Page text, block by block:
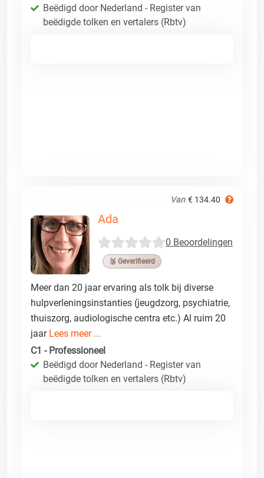
Beëdigd door Nederland - Register van
beëdigde tolken en vertalers (Rbtv)
Van € 134.40
Ada
0 Beoordelingen
🥉 Geverifieerd
Meer dan 20 jaar ervaring als tolk bij diverse
hulpverleningsinstanties (jeugdzorg, psychiatrie,
thuiszorg, audiologische centra etc.) Al ruim 20
jaar Lees meer ...
C1 - Professioneel
Beëdigd door Nederland - Register van
beëdigde tolken en vertalers (Rbtv)